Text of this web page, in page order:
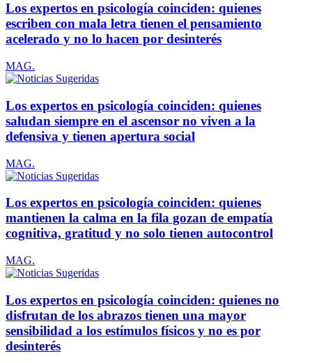
Los expertos en psicología coinciden: quienes
escriben con mala letra tienen el pensamiento
acelerado y no lo hacen por desinterés
MAG.
Los expertos en psicología coinciden: quienes
saludan siempre en el ascensor no viven a la
defensiva y tienen apertura social
MAG.
Los expertos en psicología coinciden: quienes
mantienen la calma en la fila gozan de empatía
cognitiva, gratitud y no solo tienen autocontrol
MAG.
Los expertos en psicología coinciden: quienes no
disfrutan de los abrazos tienen una mayor
sensibilidad a los estímulos físicos y no es por
desinterés